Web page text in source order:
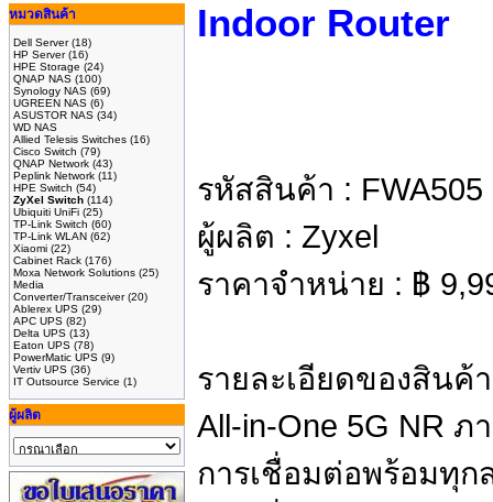
หมวดสินค้า
Dell Server(18)
HP Server(16)
HPE Storage (24)
QNAP NAS (100)
Synology NAS (69)
UGREEN NAS (6)
ASUSTOR NAS (34)
WD NAS
Allied Telesis Switches (16)
Cisco Switch (79)
QNAP Network (43)
Peplink Network (11)
HPE Switch (54)
ZyXel Switch (114)
Ubiquiti UniFi (25)
TP-Link Switch (60)
TP-Link WLAN (62)
Xiaomi (22)
Cabinet Rack (176)
Moxa Network Solutions (25)
Media
Converter/Transceiver(20)
Ablerex UPS (29)
APC UPS (82)
Delta UPS (13)
Eaton UPS (78)
PowerMatic UPS (9)
Vertiv UPS (36)
IT Outsource Service (1)
ผู้ผลิต
Indoor Router
รหัสสินค้า : FWA505
ผู้ผลิต : Zyxel
ราคาจำหน่าย : ฿
รายละเอียดของสินค้
All-in-One 5G NR ภ
การเชื่อมต่อพร้อมทุก